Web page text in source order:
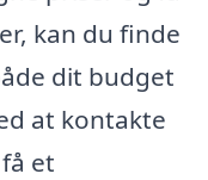
kan du finde
dit budget
at kontakte
et